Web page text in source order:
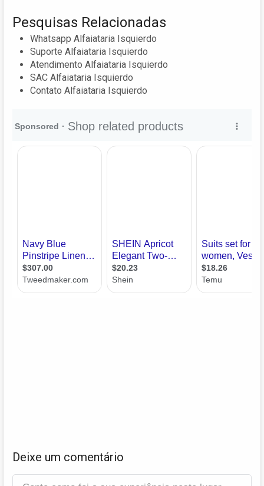
Pesquisas Relacionadas
Whatsapp Alfaiataria Isquierdo
Suporte Alfaiataria Isquierdo
Atendimento Alfaiataria Isquierdo
SAC Alfaiataria Isquierdo
Contato Alfaiataria Isquierdo
Deixe um comentário